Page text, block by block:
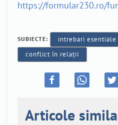
https://formular230.ro/
SUBIECTE: intrebari esentiale
conflict în relații
Articole